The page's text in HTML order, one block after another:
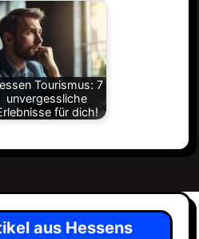
Tourismus: 7
unvergessliche
für dich!
aus Hessens